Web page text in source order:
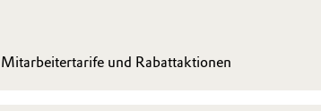
und Rabattaktionen